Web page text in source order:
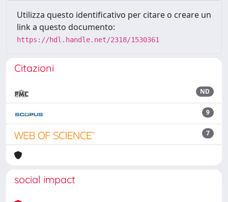
Utilizza questo identificativo per citare o creare un
link a questo documento:
https://hdl.handle.net/2318/1530361
Citazioni
ND
9
7
social impact